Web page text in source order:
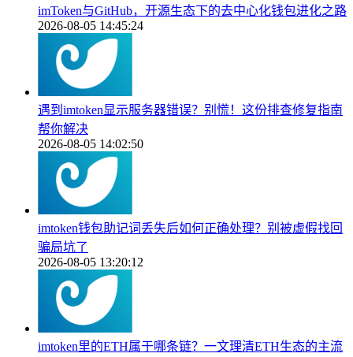
imToken与GitHub，开源生态下的去中心化钱包进化之路
2026-08-05 14:45:24
遇到imtoken显示服务器错误？别慌！这份排查修复指南
帮你解决
2026-08-05 14:02:50
imtoken钱包助记词丢失后如何正确处理？别被虚假找回
骗局坑了
2026-08-05 13:20:12
imtoken里的ETH属于哪条链？一文理清ETH生态的主流